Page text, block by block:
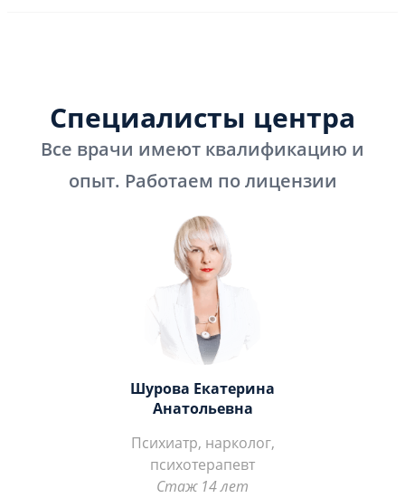
Специалисты центра
Все врачи имеют квалификацию и
опыт. Работаем по лицензии
Шурова Екатерина
Анатольевна
Психиатр, нарколог,
психотерапевт
Стаж 14 лет